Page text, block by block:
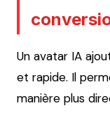
Un avatar IA
et rapide. Il
manière plus